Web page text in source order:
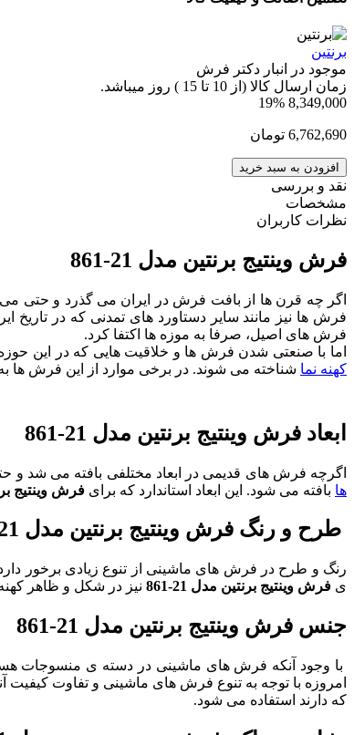
برنتین
موجود در انبار دکتر فرش
زمان ارسال کالا (از 10 تا 15 ) روز میباشد.
8,349,000
19%
6,762,690 تومان
افزودن به سبد خرید
نقد و بررسی
مشخصات
نظرات کاربران
فرش وینتیج برنتین مدل 21-861
اگر چه قرن ها از بافت فرش در ایران می گذرد و حتی می
فرش ها نیز مانند سایر دستاورد های تمدنی که در تاریخ
فرش های اصیل، صرفا به موزه ها اکتفا کرد.
اما با صنعتی شدن فرش ها و خلاقیت هایی که در این
کهنه نما شناخته می شوند. در برخی موارد از این فرش ها
ابعاد فرش وینتیج برنتین مدل 21-861
اگرچه فرش های قدیمی در ابعاد مختلفی بافته می شد و
ها بافته می شود. این ابعاد استاندارد که برای فرش وینتیج
طرح و رنگ فرش وینتیج برنتین مدل 21-861
رنگ و طرح در فرش های ماشینی از تنوع زیادی برخور
ی فرش وینتیج برنتین مدل 21-861 نیز در شکل و ظاهر
جنس فرش وینتیج برنتین مدل 21-861
با وجود آنکه فرش های ماشینی در دسته ی منسوجات
امروزه با توجه به تنوع فرش های ماشینی و تفاوت کیفیت
که دارند استفاده می شود.